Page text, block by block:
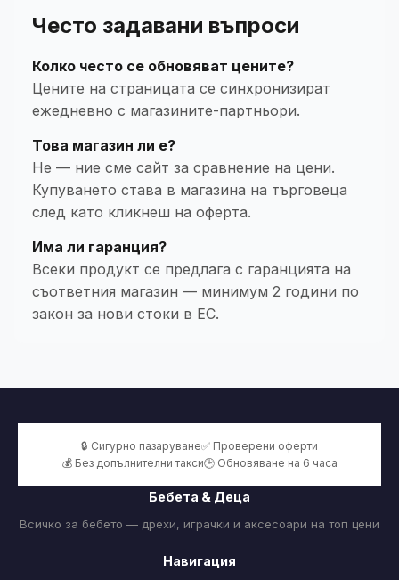
Често задавани въпроси
Колко често се обновяват цените?
Цените на страницата се синхронизират
ежедневно с магазините-партньори.
Това магазин ли е?
Не — ние сме сайт за сравнение на цени.
Купуването става в магазина на търговеца
след като кликнеш на оферта.
Има ли гаранция?
Всеки продукт се предлага с гаранцията на
съответния магазин — минимум 2 години по
закон за нови стоки в ЕС.
🔒 Сигурно пазаруване✅ Проверени оферти
💰 Без допълнителни такси🕒 Обновяване на 6 часа
Бебета & Деца
Всичко за бебето — дрехи, играчки и аксесоари на топ цени
Навигация